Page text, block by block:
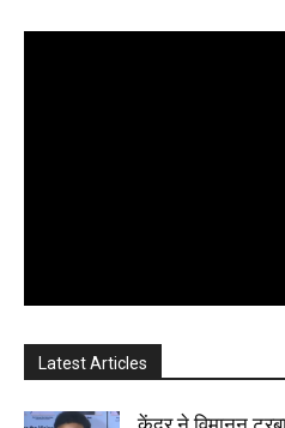
Latest Articles